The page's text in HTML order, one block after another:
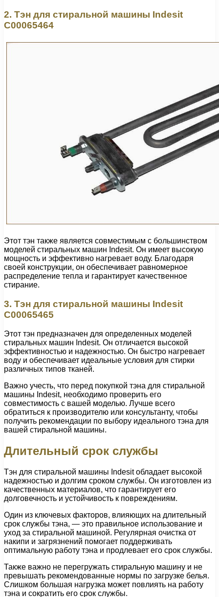
2. Тэн для стиральной машины Indesit
C00065464
Этот тэн также является совместимым с большинством
моделей стиральных машин Indesit. Он имеет высокую
мощность и эффективно нагревает воду. Благодаря
своей конструкции, он обеспечивает равномерное
распределение тепла и гарантирует качественное
стирание.
3. Тэн для стиральной машины Indesit
C00065465
Этот тэн предназначен для определенных моделей
стиральных машин Indesit. Он отличается высокой
эффективностью и надежностью. Он быстро нагревает
воду и обеспечивает идеальные условия для стирки
различных типов тканей.
Важно учесть, что перед покупкой тэна для стиральной
машины Indesit, необходимо проверить его
совместимость с вашей моделью. Лучше всего
обратиться к производителю или консультанту, чтобы
получить рекомендации по выбору идеального тэна для
вашей стиральной машины.
Длительный срок службы
Тэн для стиральной машины Indesit обладает высокой
надежностью и долгим сроком службы. Он изготовлен из
качественных материалов, что гарантирует его
долговечность и устойчивость к повреждениям.
Один из ключевых факторов, влияющих на длительный
срок службы тэна, — это правильное использование и
уход за стиральной машиной. Регулярная очистка от
накипи и загрязнений помогает поддерживать
оптимальную работу тэна и продлевает его срок службы.
Также важно не перегружать стиральную машину и не
превышать рекомендованные нормы по загрузке белья.
Слишком большая нагрузка может повлиять на работу
тэна и сократить его срок службы.